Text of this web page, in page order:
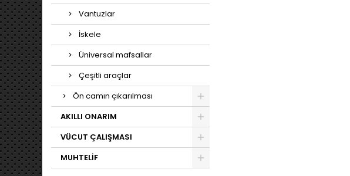
Vantuzlar
İskele
Üniversal mafsallar
Çeşitli araçlar
Ön camın çıkarılması
AKILLI ONARIM
VÜCUT ÇALIŞMASI
MUHTELİF